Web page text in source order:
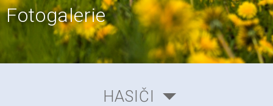
Fotogalerie
HASIČI